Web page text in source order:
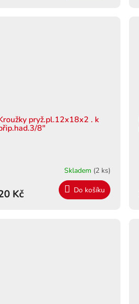
pryž.pl.12x18x2 . k
8"
Skladem (2 ks)
Kč Do košíku